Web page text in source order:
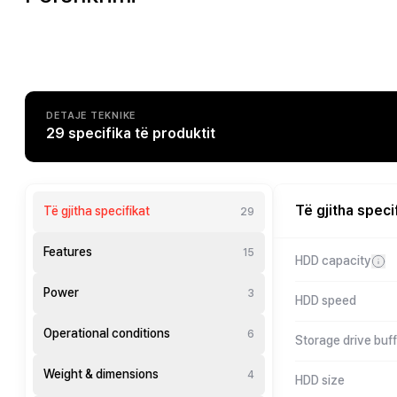
DETAJE TEKNIKE
29 specifika të produktit
Të gjitha specifikat 29
Features 15
Power 3
Operational conditions 6
Weight & dimensions 4
Të gjitha
HDD capacity
HDD speed
Storage drive
HDD size